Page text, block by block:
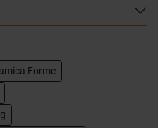
Forme